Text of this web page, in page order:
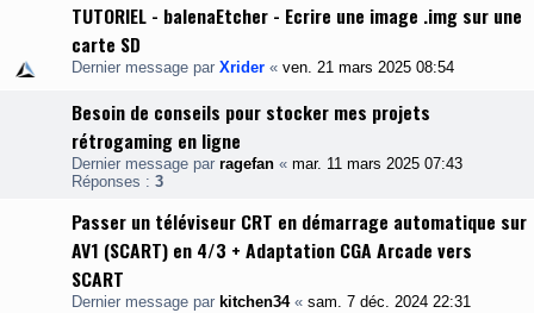
TUTORIEL - balenaEtcher - Ecrire une image .img sur une
carte SD
Dernier message par Xrider « ven. 21 mars 2025 08:54
Besoin de conseils pour stocker mes projets
rétrogaming en ligne
Dernier message par ragefan « mar. 11 mars 2025 07:43
Réponses : 3
Passer un téléviseur CRT en démarrage automatique sur
AV1 (SCART) en 4/3 + Adaptation CGA Arcade vers
SCART
Dernier message par kitchen34« sam. 7 déc. 2024 22:31